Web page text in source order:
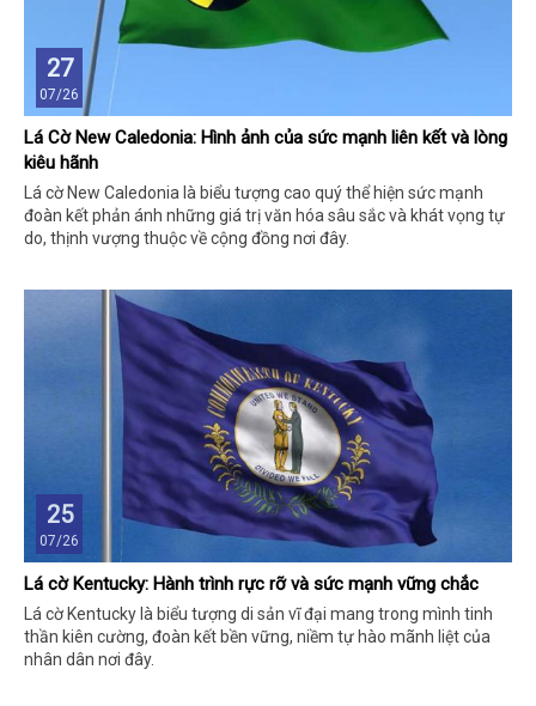
27
07/26
Lá Cờ New Caledonia: Hình ảnh của sức mạnh liên kết và lòng
kiêu hãnh
Lá cờ New Caledonia là biểu tượng cao quý thể hiện sức mạnh
đoàn kết phản ánh những giá trị văn hóa sâu sắc và khát vọng tự
do, thịnh vượng thuộc về cộng đồng nơi đây.
25
07/26
Lá cờ Kentucky: Hành trình rực rỡ và sức mạnh vững chắc
Lá cờ Kentucky là biểu tượng di sản vĩ đại mang trong mình tinh
thần kiên cường, đoàn kết bền vững, niềm tự hào mãnh liệt của
nhân dân nơi đây.